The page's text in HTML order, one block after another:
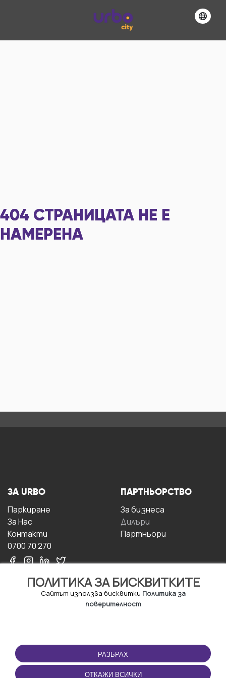
404 СТРАНИЦАТА НЕ Е
НАМЕРЕНА
ПОЛИТИКА ЗА БИСКВИТКИТЕ
Сайтът използва бисквитки Политика за
поверителност
РАЗБРАХ
ОТКАЖИ ВСИЧКИ
ЗА URBO
Паркиране
За Hас
Контакти
0700 70 270
ПАРТНЬОРСТВО
За бизнесa
Дилъри
Партньори
ПОЛЗВАНЕ
Правила и условия за
ползване
ПРИЛОЖЕНИЕТО